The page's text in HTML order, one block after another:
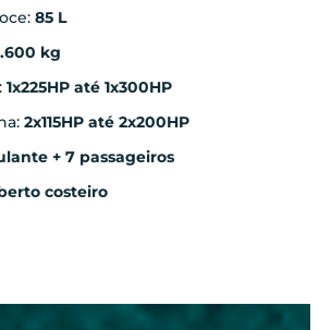
85 L
kg
1x225HP até 1x300HP
2x115HP até 2x200HP
+ 7 passageiros
costeiro